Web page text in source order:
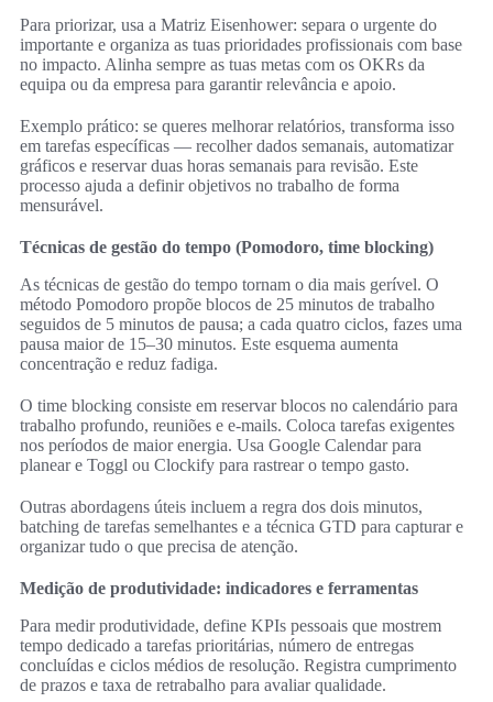
Para priorizar, usa a Matriz Eisenhower: separa o urgente do
importante e organiza as tuas prioridades profissionais com base
no impacto. Alinha sempre as tuas metas com os OKRs da
equipa ou da empresa para garantir relevância e apoio.
Exemplo prático: se queres melhorar relatórios, transforma isso
em tarefas específicas — recolher dados semanais, automatizar
gráficos e reservar duas horas semanais para revisão. Este
processo ajuda a definir objetivos no trabalho de forma
mensurável.
Técnicas de gestão do tempo (Pomodoro, time blocking)
As técnicas de gestão do tempo tornam o dia mais gerível. O
método Pomodoro propõe blocos de 25 minutos de trabalho
seguidos de 5 minutos de pausa; a cada quatro ciclos, fazes uma
pausa maior de 15–30 minutos. Este esquema aumenta
concentração e reduz fadiga.
O time blocking consiste em reservar blocos no calendário para
trabalho profundo, reuniões e e-mails. Coloca tarefas exigentes
nos períodos de maior energia. Usa Google Calendar para
planear e Toggl ou Clockify para rastrear o tempo gasto.
Outras abordagens úteis incluem a regra dos dois minutos,
batching de tarefas semelhantes e a técnica GTD para capturar e
organizar tudo o que precisa de atenção.
Medição de produtividade: indicadores e ferramentas
Para medir produtividade, define KPIs pessoais que mostrem
tempo dedicado a tarefas prioritárias, número de entregas
concluídas e ciclos médios de resolução. Registra cumprimento
de prazos e taxa de retrabalho para avaliar qualidade.